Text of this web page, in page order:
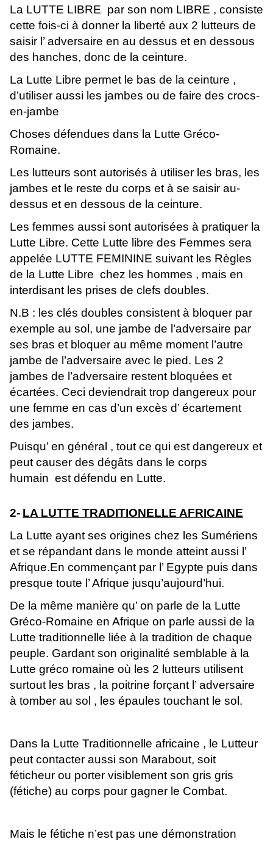
La LUTTE LIBRE par son nom LIBRE , consiste
cette fois-ci à donner la liberté aux 2 lutteurs de
saisir l’ adversaire en au dessus et en dessous
des hanches, donc de la ceinture.
La Lutte Libre permet le bas de la ceinture ,
d’utiliser aussi les jambes ou de faire des crocs-
en-jambe
Choses défendues dans la Lutte Gréco-
Romaine.
Les lutteurs sont autorisés à utiliser les bras, les
jambes et le reste du corps et à se saisir au-
dessus et en dessous de la ceinture.
Les femmes aussi sont autorisées à pratiquer la
Lutte Libre. Cette Lutte libre des Femmes sera
appelée LUTTE FEMININE suivant les Règles
de la Lutte Libre chez les hommes , mais en
interdisant les prises de clefs doubles.
N.B : les clés doubles consistent à bloquer par
exemple au sol, une jambe de l’adversaire par
ses bras et bloquer au même moment l’autre
jambe de l’adversaire avec le pied. Les 2
jambes de l’adversaire restent bloquées et
écartées. Ceci deviendrait trop dangereux pour
une femme en cas d’un excès d’ écartement
des jambes.
Puisqu’ en général , tout ce qui est dangereux et
peut causer des dégâts dans le corps
humain est défendu en Lutte.
2- LA LUTTE TRADITIONELLE AFRICAINE
La Lutte ayant ses origines chez les Sumériens
et se répandant dans le monde atteint aussi l’
Afrique.En commençant par l’ Egypte puis dans
presque toute l’ Afrique jusqu’aujourd’hui.
De la même manière qu’ on parle de la Lutte
Gréco-Romaine en Afrique on parle aussi de la
Lutte traditionnelle liée à la tradition de chaque
peuple. Gardant son originalité semblable à la
Lutte gréco romaine où les 2 lutteurs utilisent
surtout les bras , la poitrine forçant l’ adversaire
à tomber au sol , les épaules touchant le sol.
Dans la Lutte Traditionnelle africaine , le Lutteur
peut contacter aussi son Marabout, soit
féticheur ou porter visiblement son gris gris
(fétiche) au corps pour gagner le Combat.
Mais le fétiche n’est pas une démonstration